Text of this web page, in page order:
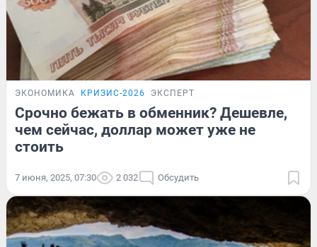
ЭКОНОМИКА КРИЗИС-2026 ЭКСПЕРТ
Срочно бежать в обменник? Дешевле,
чем сейчас, доллар может уже не
стоить
7 июня, 2025, 07:30 2 032 Обсудить